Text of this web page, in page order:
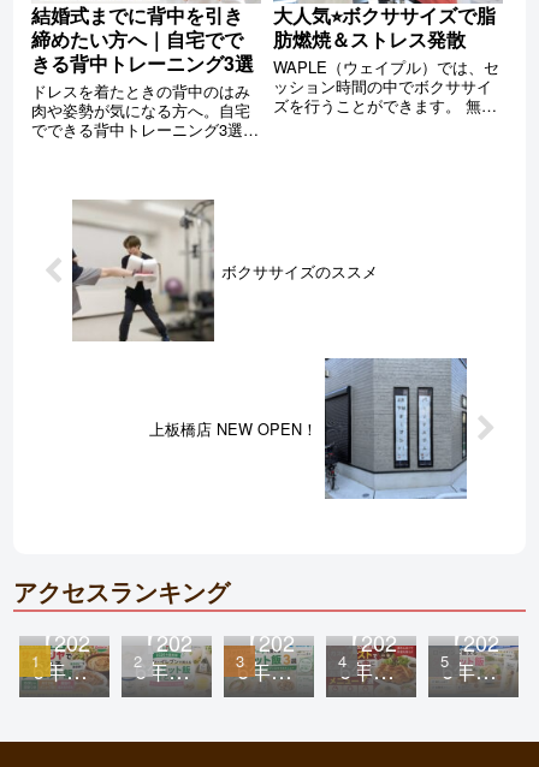
結婚式までに背中を引き
締めたい方へ｜自宅でで
きる背中トレーニング3選
ドレスを着たときの背中のはみ
肉や姿勢が気になる方へ。自宅
でできる背中トレーニング3選を
大人気⭐︎ボクササイズで脂
肪燃焼＆ストレス発散
WAPLE（ウェイプル）では、セ
ッション時間の中でボクササイ
ズを行うことができます。 無酸
ボクササイズのススメ
上板橋店 NEW OPEN！
アクセスランキング
【202
6年最
新
サイ
【202
6年最
新
セブ
【202
6年
版】
ミリ
【202
6年
版】
トで
【202
6年
版】
ソン